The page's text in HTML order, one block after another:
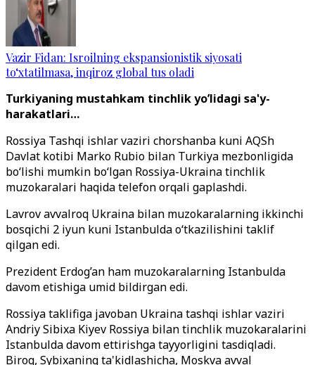
Vazir Fidan: Isroilning ekspansionistik siyosati
to‘xtatilmasa, inqiroz global tus oladi
Turkiyaning mustahkam tinchlik yo’lidagi sa'y-
harakatlari…
Rossiya Tashqi ishlar vaziri chorshanba kuni AQSh
Davlat kotibi Marko Rubio bilan Turkiya mezbonligida
boʻlishi mumkin boʻlgan Rossiya-Ukraina tinchlik
muzokaralari haqida telefon orqali gaplashdi.
Lavrov avvalroq Ukraina bilan muzokaralarning ikkinchi
bosqichi 2 iyun kuni Istanbulda o‘tkazilishini taklif
qilgan edi.
Prezident Erdog’an ham muzokaralarning Istanbulda
davom etishiga umid bildirgan edi.
Rossiya taklifiga javoban Ukraina tashqi ishlar vaziri
Andriy Sibixa Kiyev Rossiya bilan tinchlik muzokaralarini
Istanbulda davom ettirishga tayyorligini tasdiqladi.
Biroq, Sybixaning ta'kidlashicha, Moskva avval